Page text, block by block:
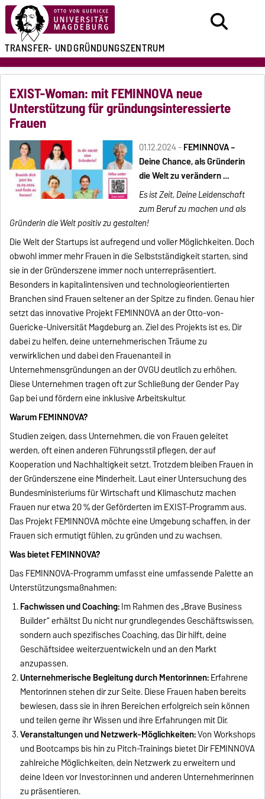
TRANSFER- UNDGRÜNDUNGSZENTRUM
EXIST-Woman: mit FEMINNOVA neue
Unterstützung für gründungsinteressierte
Frauen
01.12.2024 -FEMINNOVA –
Deine Chance, als Gründerin
die Welt zu verändern …
Es ist Zeit, Deine Leidenschaft
zum Beruf zu machen und als
Gründerin die Welt positiv zu gestalten!
Die Welt der Startups ist aufregend und voller Möglichkeiten. Doch
obwohl immer mehr Frauen in die Selbstständigkeit starten, sind
sie in der Gründerszene immer noch unterrepräsentiert.
Besonders in kapitalintensiven und technologieorientierten
Branchen sind Frauen seltener an der Spitze zu finden. Genau hier
setzt das innovative Projekt FEMINNOVA an der Otto-von-
Guericke-Universität Magdeburg an. Ziel des Projekts ist es, Dir
dabei zu helfen, deine unternehmerischen Träume zu
verwirklichen und dabei den Frauenanteil in
Unternehmensgründungen an der OVGU deutlich zu erhöhen.
Diese Unternehmen tragen oft zur Schließung der Gender Pay
Gap bei und fördern eine inklusive Arbeitskultur.
Warum FEMINNOVA?
Studien zeigen, dass Unternehmen, die von Frauen geleitet
werden, oft einen anderen Führungsstil pflegen, der auf
Kooperation und Nachhaltigkeit setzt. Trotzdem bleiben Frauen in
der Gründerszene eine Minderheit. Laut einer Untersuchung des
Bundesministeriums für Wirtschaft und Klimaschutz machen
Frauen nur etwa 20 % der Geförderten im EXIST-Programm aus.
Das Projekt FEMINNOVA möchte eine Umgebung schaffen, in der
Frauen sich ermutigt fühlen, zu gründen und zu wachsen.
Was bietet FEMINNOVA?
Das FEMINNOVA-Programm umfasst eine umfassende Palette an
Unterstützungsmaßnahmen:
Fachwissen und Coaching:Im Rahmen des „Brave Business
Builder“ erhältst Du nicht nur grundlegendes Geschäftswissen,
sondern auch spezifisches Coaching, das Dir hilft, deine
Geschäftsidee weiterzuentwickeln und an den Markt
anzupassen.
Unternehmerische Begleitung durch Mentorinnen:Erfahrene
Mentorinnen stehen dir zur Seite. Diese Frauen haben bereits
bewiesen, dass sie in ihren Bereichen erfolgreich sein können
und teilen gerne ihr Wissen und ihre Erfahrungen mit Dir.
Veranstaltungen und Netzwerk-Möglichkeiten:Von Workshops
und Bootcamps bis hin zu Pitch-Trainings bietet Dir FEMINNOVA
zahlreiche Möglichkeiten, dein Netzwerk zu erweitern und
deine Ideen vor Investor:innen und anderen Unternehmerinnen
zu präsentieren.